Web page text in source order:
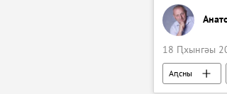
18 Ԥхынгәы
Аԥсны